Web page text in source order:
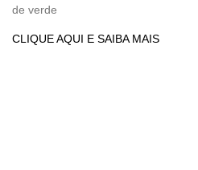
de verde
CLIQUE AQUI E SAIBA MAIS